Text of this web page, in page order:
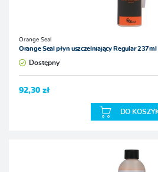
Orange Seal
Orange Seal płyn uszczelniający Regular
Dostępny
92,30 zł
DO